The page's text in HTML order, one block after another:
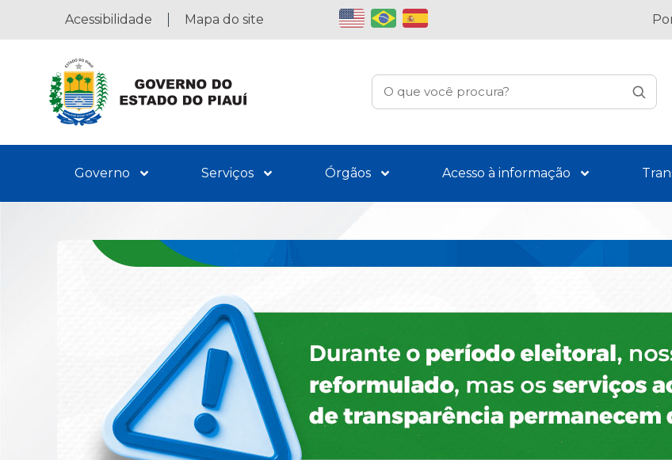
Acessibilidade Mapa do site
Governo Serviços Órgãos Acesso à informação